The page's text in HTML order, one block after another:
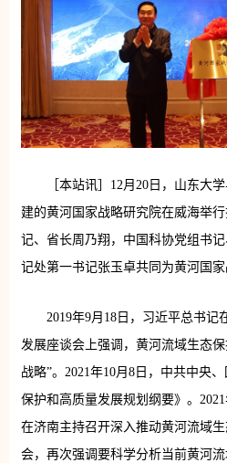
［本站讯］12月20日，山东大
建的黄河国家战略研究院在威海举
记、省长周乃翔，中国科协党组书
记处第一书记张玉卓共同为黄河国家
2019年9月18日，习近平总书
发展座谈会上强调，黄河流域生态
战略”。2021年10月8日，中共中央
保护和高质量发展规划纲要》。
在济南主持召开深入推动黄河流域
会，再次强调要科学分析当前黄河